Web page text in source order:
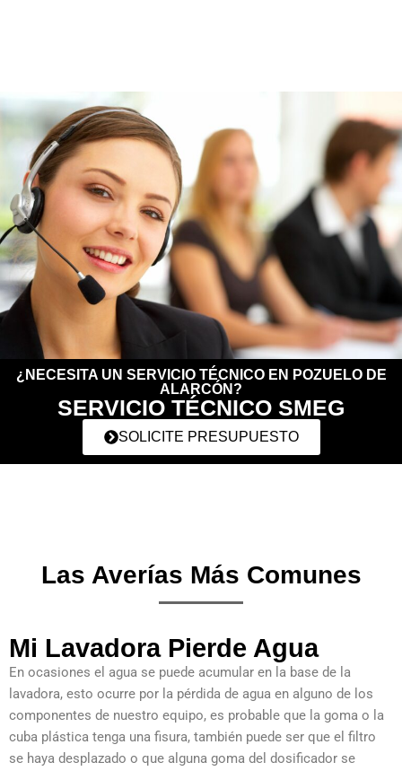
¿NECESITA UN SERVICIO TÉCNICO EN POZUELO DE
ALARCÓN?
SERVICIO TÉCNICO SMEG
SOLICITE PRESUPUESTO
Las Averías Más Comunes
Mi Lavadora Pierde Agua
En ocasiones el agua se puede acumular en la base de la
lavadora, esto ocurre por la pérdida de agua en alguno de los
componentes de nuestro equipo, es probable que la goma o la
cuba plástica tenga una fisura, también puede ser que el filtro
se haya desplazado o que alguna goma del dosificador se